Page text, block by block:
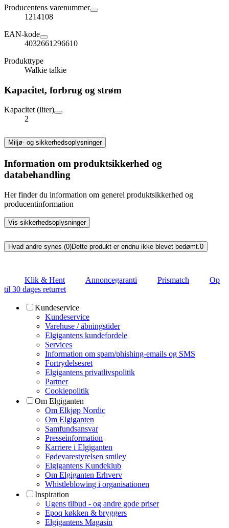
Producentens varenummer
1214108
EAN-kode
4032661296610
Produkttype
Walkie talkie
Kapacitet, forbrug og strøm
Kapacitet (liter)
2
Miljø- og sikkerhedsoplysninger
Information om produktsikkerhed og
databehandling
Her finder du information om generel produktsikkerhed og
producentinformation
Vis sikkerhedsoplysninger
Hvad andre synes (0)Dette produkt er endnu ikke blevet bedømt. 0
Klik & Hent Annoncegaranti Prismatch
Op
til 30 dages returret
Kundeservice
Kundeservice
Varehuse / åbningstider
Elgigantens kundefordele
Services
Information om spam/phishing-emails og SMS
Fortrydelsesret
Elgigantens privatlivspolitik
Partner
Cookiepolitik
Om Elgiganten
Om Elkjøp Nordic
Om Elgiganten
Samfundsansvar
Presseinformation
Karriere i Elgiganten
Fødevarestyrelsen smiley
Elgigantens Kundeklub
Om Elgiganten Erhverv
Whistleblowing i organisationen
Inspiration
Ugens tilbud - og andre gode priser
Epoq køkken & bryggers
Elgigantens Magasin